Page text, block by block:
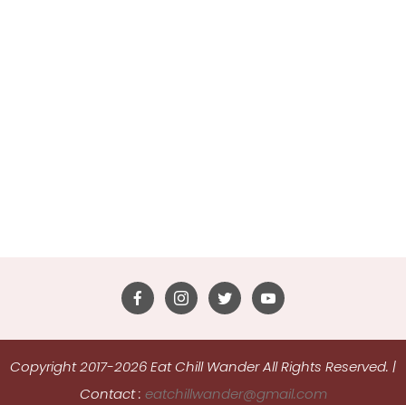
Copyright 2017-2026 Eat Chill Wander All Rights Reserved. |
Contact : eatchillwander@gmail.com